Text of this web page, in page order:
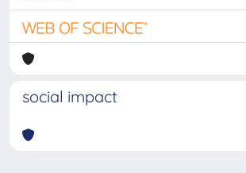
social impact